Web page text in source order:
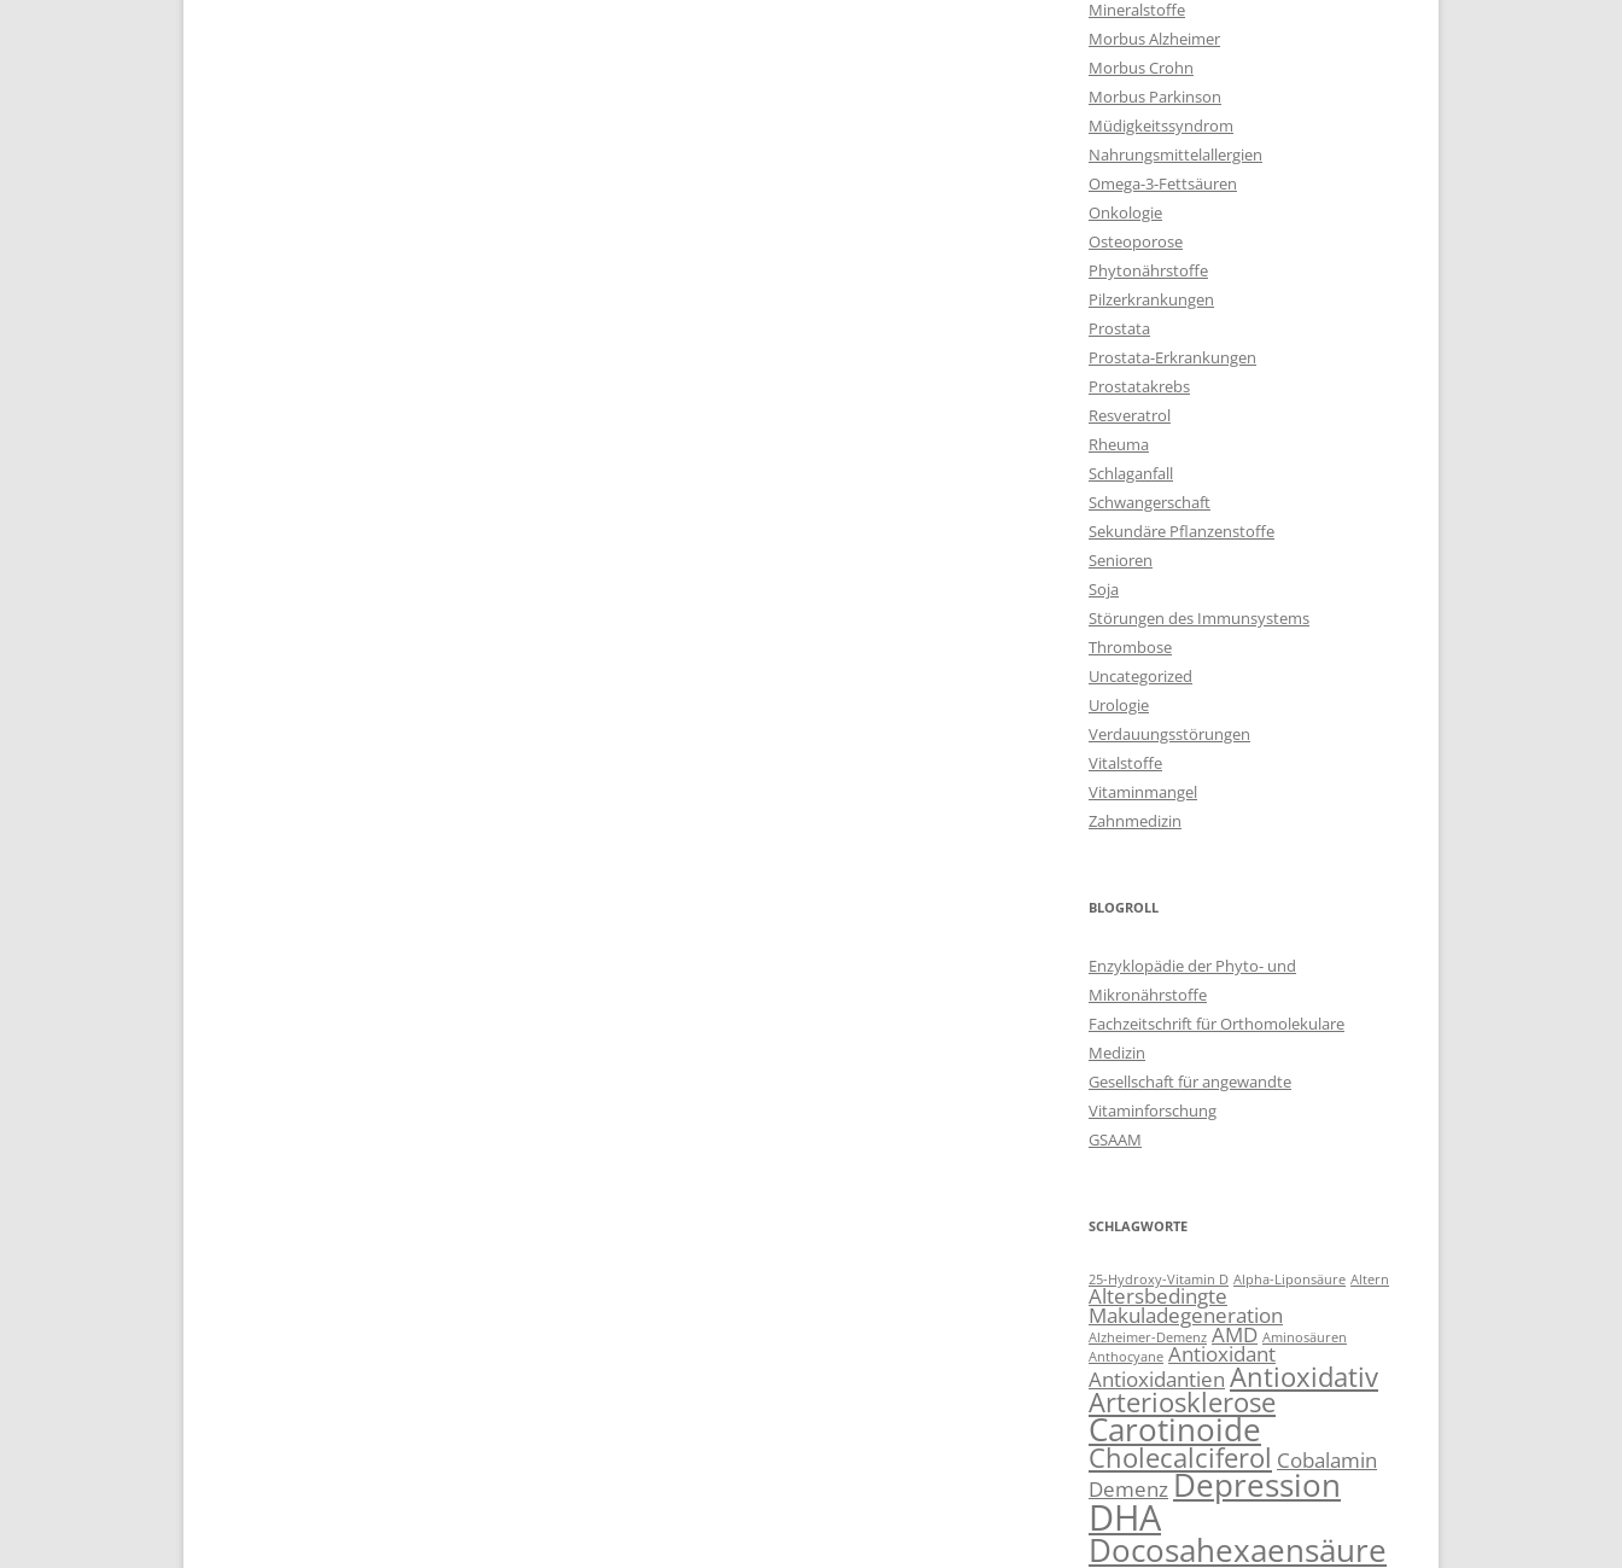
Mineralstoffe
Morbus Alzheimer
Morbus Crohn
Morbus Parkinson
Müdigkeitssyndrom
Nahrungsmittelallergien
Omega-3-Fettsäuren
Onkologie
Osteoporose
Phytonährstoffe
Pilzerkrankungen
Prostata
Prostata-Erkrankungen
Prostatakrebs
Resveratrol
Rheuma
Schlaganfall
Schwangerschaft
Sekundäre Pflanzenstoffe
Senioren
Soja
Störungen des Immunsystems
Thrombose
Uncategorized
Urologie
Verdauungsstörungen
Vitalstoffe
Vitaminmangel
Zahnmedizin
BLOGROLL
Enzyklopädie der Phyto- und
Mikronährstoffe
Fachzeitschrift für Orthomolekulare
Medizin
Gesellschaft für angewandte
Vitaminforschung
GSAAM
SCHLAGWORTE
25-Hydroxy-Vitamin D Alpha-Liponsäure Altern
Altersbedingte
Makuladegeneration
Alzheimer-Demenz AMD Aminosäuren
Anthocyane Antioxidant
Antioxidantien Antioxidativ
Arteriosklerose
Carotinoide
Cholecalciferol Cobalamin
DemenzDepression
DHA
Docosahexaensäure